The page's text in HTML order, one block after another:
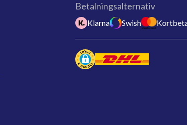
Betalningsalternativ
Klarna Swish